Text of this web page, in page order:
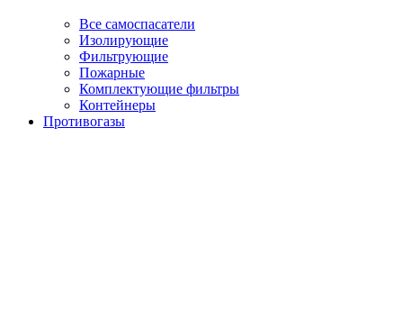
Все самоспасатели
Изолирующие
Фильтрующие
Пожарные
Комплектующие фильтры
Контейнеры
Противогазы